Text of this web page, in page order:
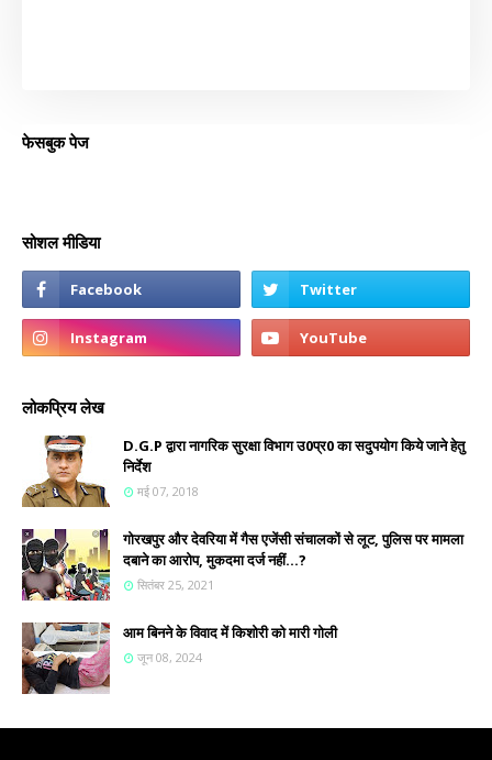
फेसबुक पेज
सोशल मीडिया
लोकप्रिय लेख
D.G.P द्वारा नागरिक सुरक्षा विभाग उ0प्र0 का सदुपयोग किये जाने हेतु
निर्देश
मई 07, 2018
गोरखपुर और देवरिया में गैस एजेंसी संचालकों से लूट, पुलिस पर मामला
दबाने का आरोप, मुकदमा दर्ज नहीं...?
सितंबर 25, 2021
आम बिनने के विवाद में किशोरी को मारी गोली
जून 08, 2024